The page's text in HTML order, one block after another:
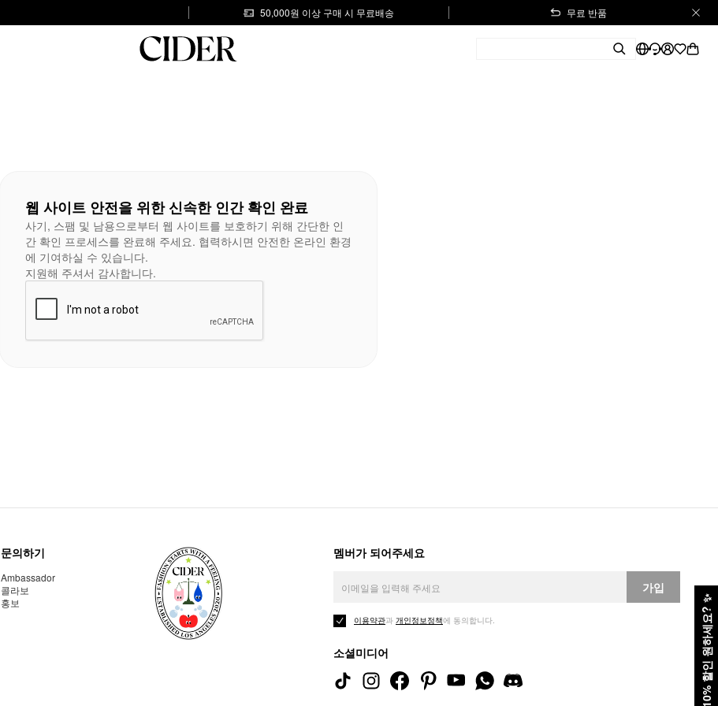
50,000원 이상 구매 시 무료배송 무료 반품
10% 할인 원하세요?
✨
웹 사이트 안전을 위한 신속한 인간 확인 완료
사기, 스팸 및 남용으로부터 웹 사이트를 보호하기 위해 간단한 인
간 확인 프로세스를 완료해 주세요. 협력하시면 안전한 온라인 환경
에 기여하실 수 있습니다.
지원해 주셔서 감사합니다.
문의하기
Ambassador
콜라보
홍보
멤버가 되어주세요
가입
이용약관과 개인정보정책에 동의합니다.
소셜미디어